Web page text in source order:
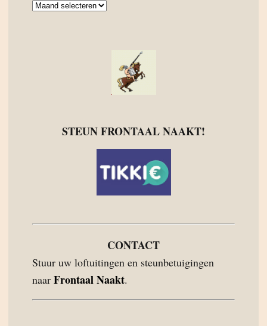
Archief
STEUN FRONTAAL NAAKT!
CONTACT
Stuur uw loftuitingen en steunbetuigingen
naar Frontaal Naakt.